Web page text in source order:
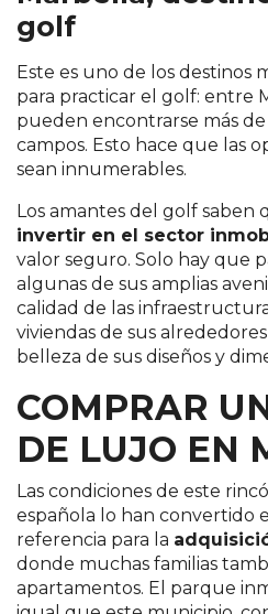
golf
Este es uno de los destinos
para practicar el golf: entre
pueden encontrarse más
campos. Esto hace que las
sean innumerables.
Los amantes del golf saben
invertir en el sector
valor seguro. Solo hay que
algunas de sus amplias
calidad de las
viviendas de sus
belleza de sus diseños y
COMPRAR
DE LUJO EN
Las condiciones de este
española lo han convertido
referencia para la
donde muchas familias
apartamentos. El parque